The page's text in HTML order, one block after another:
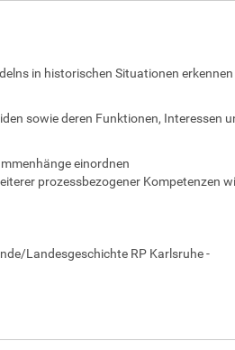
in historischen Situationen erkennen
sowie deren Funktionen, Interessen
einordnen
prozessbezogener Kompetenzen
Landesgeschichte RP Karlsruhe -